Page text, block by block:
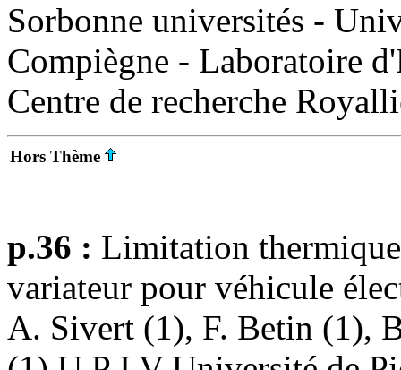
Sorbonne universités -
Compiègne - Laboratoire
Centre de recherche
Hors Thème
p.36 : Limitation
variateur pour véhicule
A. Sivert (1), F. Betin (1),